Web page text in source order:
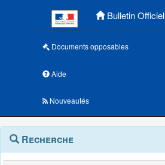
Bulletin Officiel
Documents opposables
Aide
Nouveautés
Navigation
outils
Menu
contextuel
Recherche